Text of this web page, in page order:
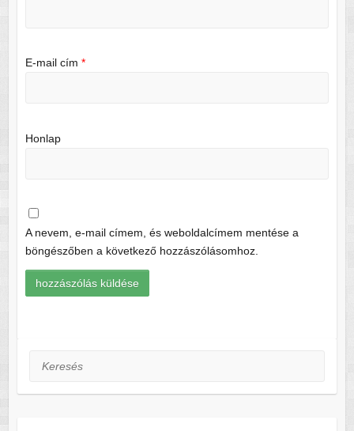
E-mail cím *
Honlap
A nevem, e-mail címem, és weboldalcímem mentése a
böngészőben a következő hozzászólásomhoz.
Keresés